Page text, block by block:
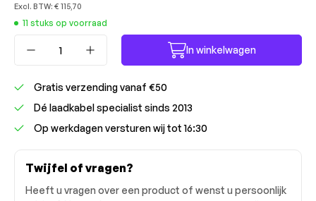
Excl. BTW: € 115,70
11 stuks op voorraad
Producthoeveelheid: Voer de
In winkelwagen
Gratis verzending vanaf €50
Dé laadkabel specialist sinds 2013
Op werkdagen versturen wij tot 16:30
Twijfel of vragen?
Heeft u vragen over een product of wenst u persoonlijk